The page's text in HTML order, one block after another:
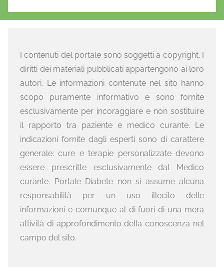
I contenuti del portale sono soggetti a copyright. I
diritti dei materiali pubblicati appartengono ai loro
autori. Le informazioni contenute nel sito hanno
scopo puramente informativo e sono fornite
esclusivamente per incoraggiare e non sostituire
il rapporto tra paziente e medico curante. Le
indicazioni fornite dagli esperti sono di carattere
generale: cure e terapie personalizzate devono
essere prescritte esclusivamente dal Medico
curante. Portale Diabete non si assume alcuna
responsabilità per un uso illecito delle
informazioni e comunque al di fuori di una mera
attività di approfondimento della conoscenza nel
campo del sito.